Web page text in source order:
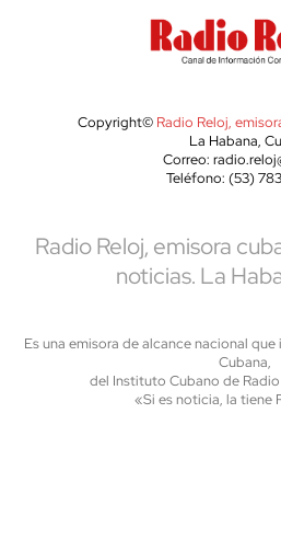
Copyright© Radio Reloj,
La Habana,
Correo:
Teléfono: (53)
Radio Reloj, emisora
noticias. La
Es una emisora de alcance nacional
Cubana,
del Instituto Cubano de
«Si es noticia, la tiene